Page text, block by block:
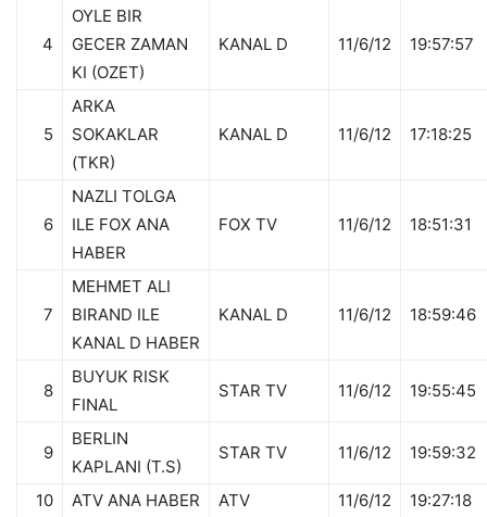
4
OYLE BIR
GECER ZAMAN
KI (OZET)
KANAL D 11/6/12 19:57:57
5
ARKA
SOKAKLAR
(TKR)
KANAL D 11/6/12 17:18:25
6
NAZLI TOLGA
ILE FOX ANA
HABER
FOX TV 11/6/12 18:51:31
7
MEHMET ALI
BIRAND ILE
KANAL D HABER
KANAL D 11/6/12 18:59:46
8
BUYUK RISK
FINAL
STAR TV 11/6/12 19:55:45
9
BERLIN
KAPLANI (T.S)
STAR TV 11/6/12 19:59:32
10 ATV ANA HABER ATV 11/6/12
19:27:18